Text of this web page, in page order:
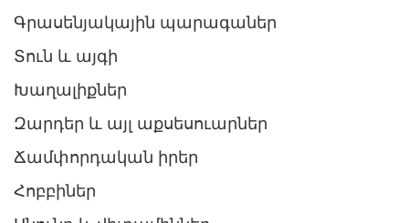
Գրասենյակային պարագաներ
Տուն և այգի
Խաղալիքներ
Զարդեր և այլ աքսեսուարներ
Ճամփորդական իրեր
Հոբբիներ